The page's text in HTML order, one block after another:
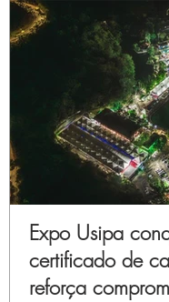
Expo Usipa
certificado de
reforça